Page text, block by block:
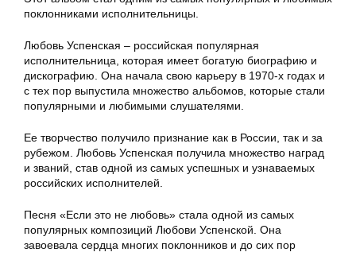
поклонниками исполнительницы.
Любовь Успенская – российская популярная
исполнительница, которая имеет богатую биографию и
дискографию. Она начала свою карьеру в 1970-х годах и
с тех пор выпустила множество альбомов, которые стали
популярными и любимыми слушателями.
Ее творчество получило признание как в России, так и за
рубежом. Любовь Успенская получила множество наград
и званий, став одной из самых успешных и узнаваемых
российских исполнителей.
Песня «Если это не любовь» стала одной из самых
популярных композиций Любови Успенской. Она
завоевала сердца многих поклонников и до сих пор